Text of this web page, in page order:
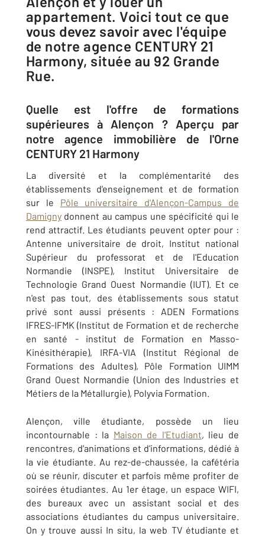
appartement. Voici tout ce que
vous devez savoir avec l'équipe
de notre agence CENTURY 21
Harmony, située au 92 Grande
Rue.
Quelle est l'offre de formations
supérieures à Alençon ? Aperçu par
notre agence immobilière de l'Orne
CENTURY 21 Harmony
La diversité et la complémentarité des
établissements d'enseignement et de formation
sur le Pôle universitaire d'Alençon-Campus de
Damigny donnent au campus une spécificité qui le
rend attractif. Les étudiants peuvent opter pour :
Antenne universitaire de droit, Institut national
Supérieur du professorat et de l'Education
Normandie (INSPE), Institut Universitaire de
Technologie Grand Ouest Normandie (IUT). Et ce
n'est pas tout, des établissements sous statut
privé sont aussi présents : ADEN Formations
IFRES-IFMK (Institut de Formation et de recherche
en santé - institut de Formation en Masso-
Kinésithérapie), IRFA-VIA (Institut Régional de
Formations des Adultes), Pôle Formation UIMM
Grand Ouest Normandie (Union des Industries et
Métiers de la Métallurgie), Polyvia Formation.
Alençon, ville étudiante, possède un lieu
incontournable : la Maison de l'Etudiant, lieu de
rencontres, d'animations et d'informations, dédié à
la vie étudiante. Au rez-de-chaussée, la cafétéria
où se réunir, discuter et parfois même profiter de
soirées étudiantes. Au 1er étage, un espace WIFI,
des bureaux avec un assistant social et des
associations étudiantes du campus universitaire.
On y trouve aussi In situ, la web TV étudiante et